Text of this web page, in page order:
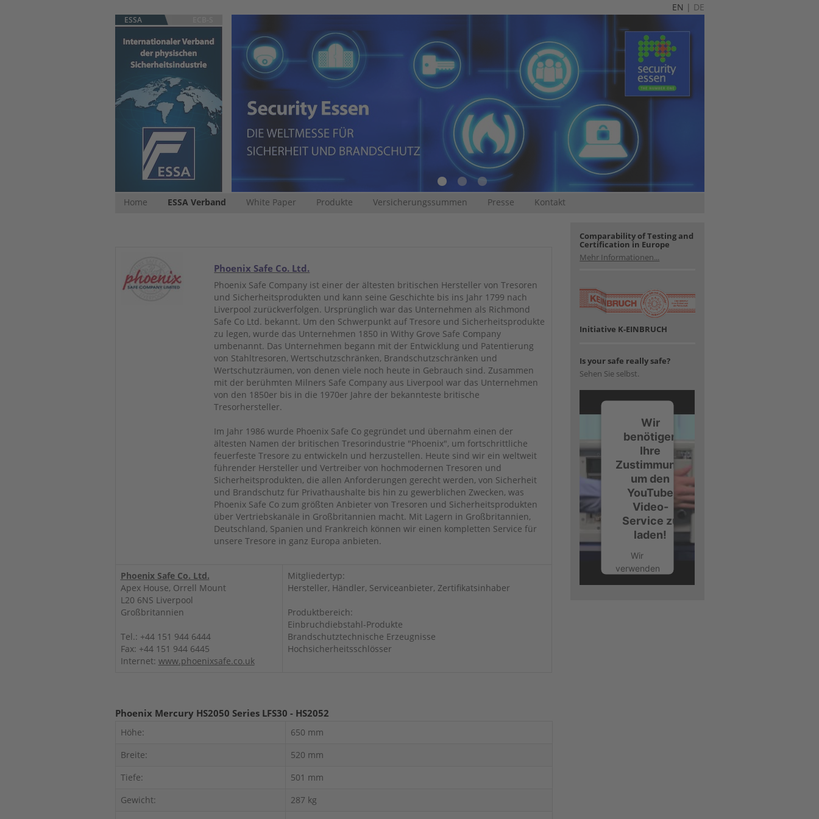
EN | DE
ESSA
Home ESSA Verband White Paper Produkte Versicherungssummen Presse Kontakt
Phoenix Safe Co. Ltd.
Phoenix Safe Company ist einer der ältesten britischen Hersteller von Tresoren
und Sicherheitsprodukten und kann seine Geschichte bis ins Jahr 1799 nach
Liverpool zurückverfolgen. Ursprünglich war das Unternehmen als Richmond
Safe Co Ltd. bekannt. Um den Schwerpunkt auf Tresore und Sicherheitsprodukte
zu legen, wurde das Unternehmen 1850 in Withy Grove Safe Company
umbenannt. Das Unternehmen begann mit der Entwicklung und Patentierung
von Stahltresoren, Wertschutzschränken, Brandschutzschränken und
Wertschutzräumen, von denen viele noch heute in Gebrauch sind. Zusammen
mit der berühmten Milners Safe Company aus Liverpool war das Unternehmen
von den 1850er bis in die 1970er Jahre der bekannteste britische
Tresorhersteller.
Im Jahr 1986 wurde Phoenix Safe Co gegründet und übernahm einen der
ältesten Namen der britischen Tresorindustrie "Phoenix", um fortschrittliche
feuerfeste Tresore zu entwickeln und herzustellen. Heute sind wir ein weltweit
führender Hersteller und Vertreiber von hochmodernen Tresoren und
Sicherheitsprodukten, die allen Anforderungen gerecht werden, von Sicherheit
und Brandschutz für Privathaushalte bis hin zu gewerblichen Zwecken, was
Phoenix Safe Co zum größten Anbieter von Tresoren und Sicherheitsprodukten
über Vertriebskanäle in Großbritannien macht. Mit Lagern in Großbritannien,
Deutschland, Spanien und Frankreich können wir einen kompletten Service für
unsere Tresore in ganz Europa anbieten.
Phoenix Safe Co. Ltd.
Apex House, Orrell Mount
L20 6NS Liverpool
Großbritannien
Tel.: +44 151 944 6444
Fax: +44 151 944 6445
Internet: www.phoenixsafe.co.uk
Mitgliedertyp:
Hersteller, Händler, Serviceanbieter, Zertifikatsinhaber
Produktbereich:
Einbruchdiebstahl-Produkte
Brandschutztechnische Erzeugnisse
Hochsicherheitsschlösser
Phoenix Mercury HS2050 Series LFS30 - HS2052
Höhe:
650 mm
Breite:
520 mm
Tiefe:
501 mm
Gewicht:
287 kg
Comparability of Testing and
Certification in Europe
Mehr Informationen...
Initiative K-EINBRUCH
Is your safe really safe?
Sehen Sie selbst.
Wir
benötigen
Ihre
Zustimmung,
um den
YouTube
Video-
Service zu
laden!
Wir
verwenden